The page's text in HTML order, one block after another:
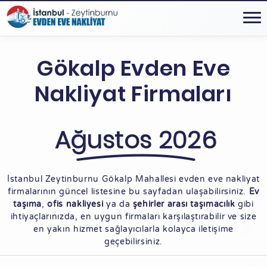
Gökalp Evden Eve
Nakliyat Firmaları
Ağustos 2026
İstanbul Zeytinburnu Gökalp Mahallesi evden eve nakliyat
firmalarının güncel listesine bu sayfadan ulaşabilirsiniz. Ev
taşıma,ofis nakliyesi ya da şehirler arası taşımacılık gibi
ihtiyaçlarınızda, en uygun firmaları karşılaştırabilir ve size
en yakın hizmet sağlayıcılarla kolayca iletişime
geçebilirsiniz.